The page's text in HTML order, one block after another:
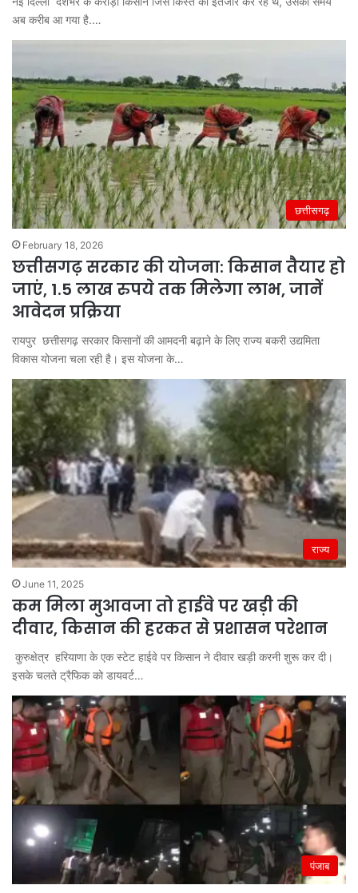
अब करीब आ गया है.…
छत्तीसगढ़
February 18, 2026
छत्तीसगढ़ सरकार की योजना: किसान तैयार हो
जाएं, 1.5 लाख रुपये तक मिलेगा लाभ, जानें
आवेदन प्रक्रिया
रायपुर छत्तीसगढ़ सरकार किसानों की आमदनी बढ़ाने के लिए राज्य बकरी उद्यमिता
विकास योजना चला रही है। इस योजना के…
राज्य
June 11, 2025
कम मिला मुआवजा तो हाईवे पर खड़ी की
दीवार, किसान की हरकत से प्रशासन परेशान
कुरुक्षेत्र हरियाणा के एक स्टेट हाईवे पर किसान ने दीवार खड़ी करनी शुरू कर दी।
इसके चलते ट्रैफिक को डायवर्ट…
पंजाब